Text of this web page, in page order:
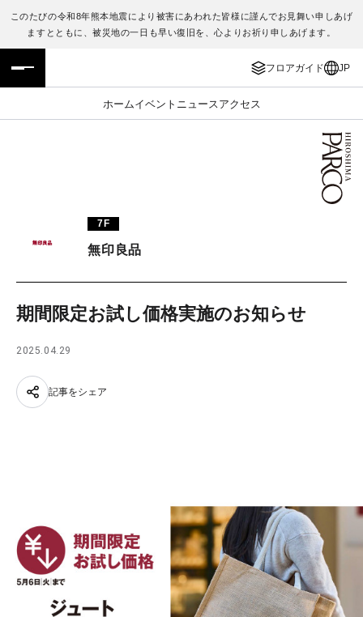
このたびの令和8年熊本地震により被害にあわれた皆様に謹んでお見舞い申しあげ
ますとともに、被災地の一日も早い復旧を、心よりお祈り申しあげます。
フロアガイド JP
ホームイベント ニュース アクセス
フロアガイド
施設案内・アクセス
TAX FREE
ENGLISH
繁体字
日本語
7F
無印良品
期間限定お試し価格実施のお知らせ
2025.04.29
記事をシェア